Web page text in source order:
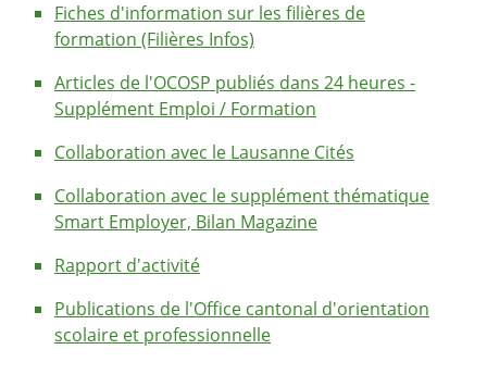
Fiches d'information sur les filières de
formation (Filières Infos)
Articles de l'OCOSP publiés dans 24 heures -
Supplément Emploi / Formation
Collaboration avec le Lausanne Cités
Collaboration avec le supplément thématique
Smart Employer, Bilan Magazine
Rapport d'activité
Publications de l'Office cantonal d'orientation
scolaire et professionnelle